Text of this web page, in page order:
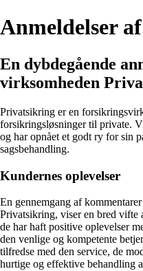
Anmeldelser
En dybdegående
virksomheden
Privatsikring er en
forsikringsløsninger til private.
og har opnået et godt ry for sin
sagsbehandling.
Kundernes oplevelser
En gennemgang af
Privatsikring, viser en bred vifte
de har haft positive oplevelser
den venlige og kompetente
tilfredse med den service, de
hurtige og effektive behandling